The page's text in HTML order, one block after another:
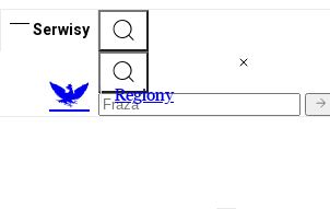
Serwisy
Regiony